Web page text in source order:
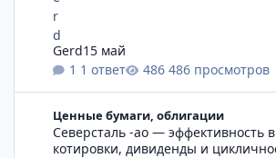
1 ответ 486 просмотров
Gerd15 май
Ценные бумаги, облигации
Северсталь -ао — эффективность
котировки, дивиденды и